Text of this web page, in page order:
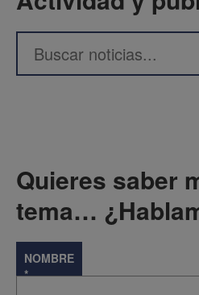
Quieres saber
tema…
NOMBRE
*